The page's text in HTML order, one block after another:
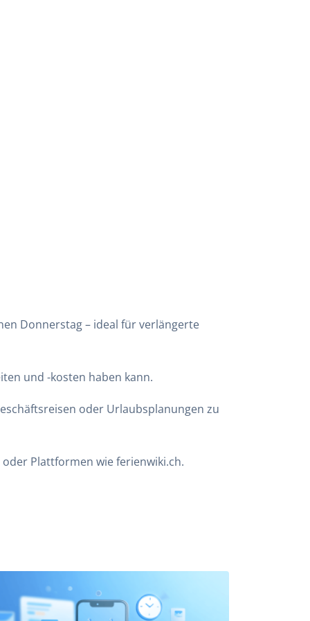
Donnerstag – ideal für verlängerte
und -kosten haben kann.
oder Urlaubsplanungen zu
oder Plattformen wieferienwiki.ch.